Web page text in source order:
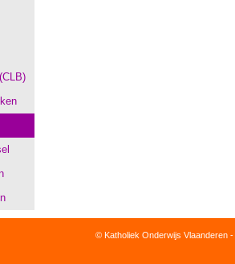
© Katholiek Onderwijs Vlaanderen